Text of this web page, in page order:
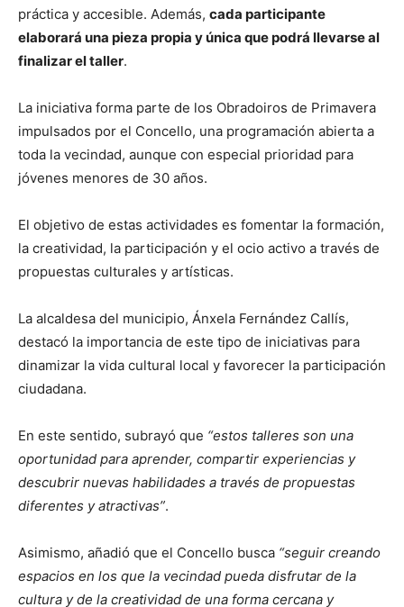
práctica y accesible. Además, cada participante
elaborará una pieza propia y única que podrá llevarse al
finalizar el taller.
La iniciativa forma parte de los Obradoiros de Primavera
impulsados por el Concello, una programación abierta a
toda la vecindad, aunque con especial prioridad para
jóvenes menores de 30 años.
El objetivo de estas actividades es fomentar la formación,
la creatividad, la participación y el ocio activo a través de
propuestas culturales y artísticas.
La alcaldesa del municipio, Ánxela Fernández Callís,
destacó la importancia de este tipo de iniciativas para
dinamizar la vida cultural local y favorecer la participación
ciudadana.
En este sentido, subrayó que “estos talleres son una
oportunidad para aprender, compartir experiencias y
descubrir nuevas habilidades a través de propuestas
diferentes y atractivas”.
Asimismo, añadió que el Concello busca “seguir creando
espacios en los que la vecindad pueda disfrutar de la
cultura y de la creatividad de una forma cercana y